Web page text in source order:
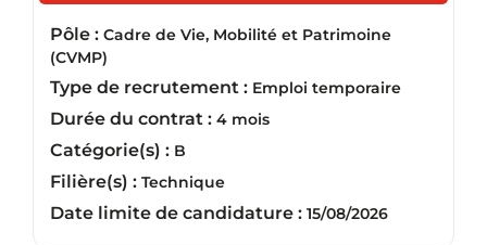
Pôle : Cadre de Vie, Mobilité et Patrimoine
(CVMP)
Type de recrutement : Emploi temporaire
Durée du contrat : 4 mois
Catégorie(s) : B
Filière(s) : Technique
Date limite de candidature : 15/08/2026